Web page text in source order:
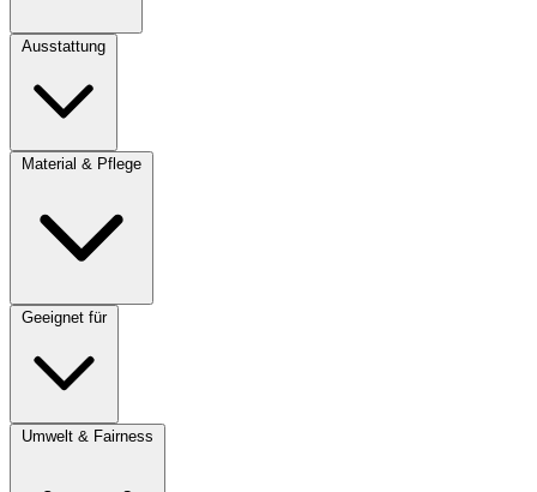
Ausstattung
Material & Pflege
Geeignet für
Umwelt & Fairness